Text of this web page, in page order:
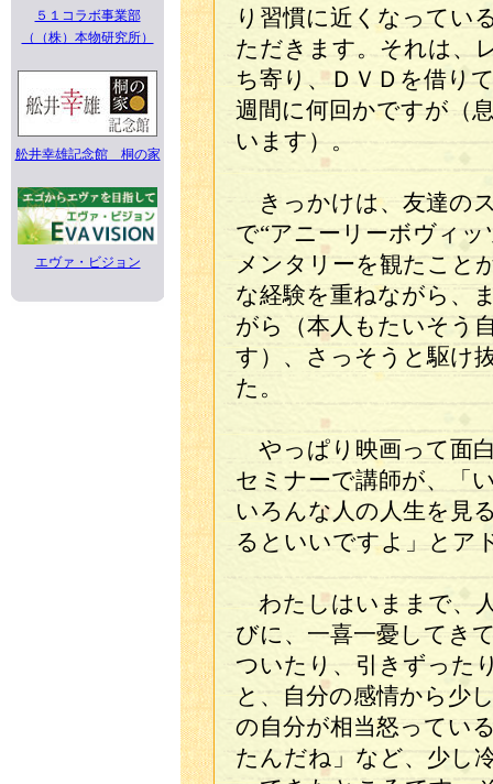
５１コラボ事業部
（（株）本物研究所）
舩井幸雄記念館 桐の家
エヴァ・ビジョン
り習慣に近くなってい
ただきます。それは、
ち寄り、ＤＶＤを借り
週間に何回かですが（
います）。
きっかけは、友達の
で“アニーリーボヴィ
メンタリーを観たこと
な経験を重ねながら、
がら（本人もたいそう
す）、さっそうと駆け
た。
やっぱり映画って面
セミナーで講師が、「
いろんな人の人生を見
るといいですよ」とア
わたしはいままで、
びに、一喜一憂してき
ついたり、引きずった
と、自分の感情から少
の自分が相当怒ってい
たんだね」など、少し